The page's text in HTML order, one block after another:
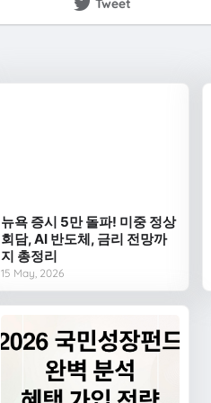
Tweet
뉴욕 증시 5만 돌파! 미중 정상
회담, AI 반도체, 금리 전망까
지 총정리
15 May, 2026